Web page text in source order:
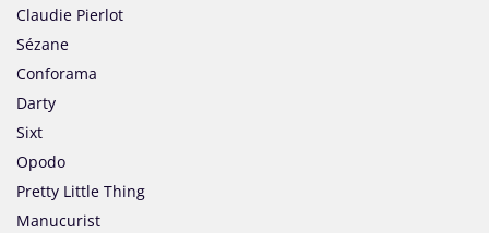
Claudie Pierlot
Sézane
Conforama
Darty
Sixt
Opodo
Pretty Little Thing
Manucurist